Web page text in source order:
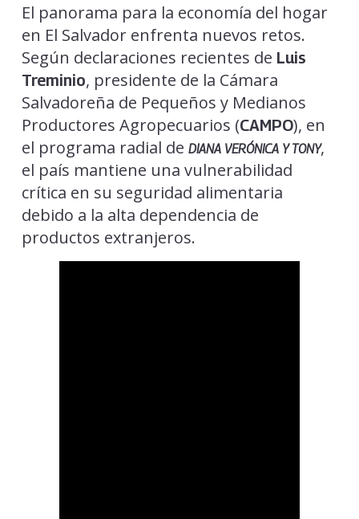
El panorama para la economía del hogar
en El Salvador enfrenta nuevos retos.
Según declaraciones recientes de Luis
Treminio, presidente de la Cámara
Salvadoreña de Pequeños y Medianos
Productores Agropecuarios (CAMPO), en
el programa radial de DIANA VERÓNICA Y TONY,
el país mantiene una vulnerabilidad
crítica en su seguridad alimentaria
debido a la alta dependencia de
productos extranjeros.